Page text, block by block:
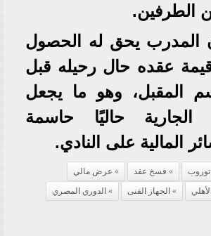
الطرفين.
المدرب يحق له الحصول
عقده حال رحيله قبل
المقبل، وهو ما يجعل
الجارية حاليًا حاسمة
المالية على النادي.
فسخ عقد
عرض مالي
الجهاز الفنى
الدوري المصري